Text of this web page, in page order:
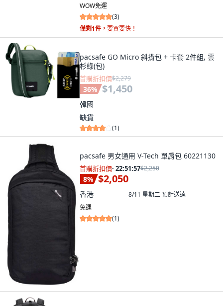
WOW免運
(3)
僅剩1件， 要買要快！
pacsafe GO Micro 斜揹包 + 卡套 2件組, 雲
杉綠(包)
首購折扣價$2,279
36% $1,450
韓國
缺貨
(1)
pacsafe 男女通用 V-Tech 單肩包 60221130
首購折扣價· 22:51:55$2,250
8% $2,050
香港 8/11 星期二預計送達
免運
(1)